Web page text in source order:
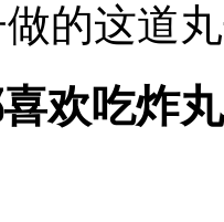
的这道
欢吃炸